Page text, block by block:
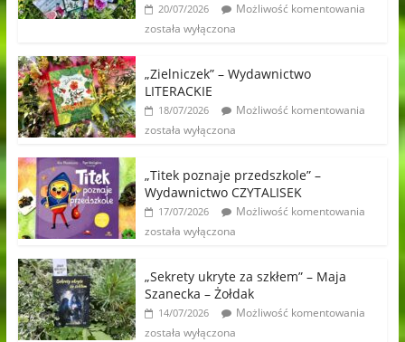
20/07/2026
Możliwość komentowania
została wyłączona
„Zielniczek” – Wydawnictwo
LITERACKIE
18/07/2026
Możliwość komentowania
została wyłączona
„Titek poznaje przedszkole” –
Wydawnictwo CZYTALISEK
17/07/2026
Możliwość komentowania
została wyłączona
„Sekrety ukryte za szkłem” – Maja
Szanecka – Żołdak
14/07/2026
Możliwość komentowania
została wyłączona